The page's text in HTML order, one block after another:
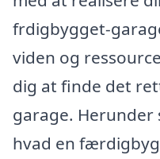
frdigbygget-
viden og
dig at finde det
garage.
hvad en